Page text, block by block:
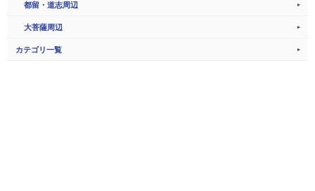
都留・道志周辺
大菩薩周辺
カテゴリ一覧